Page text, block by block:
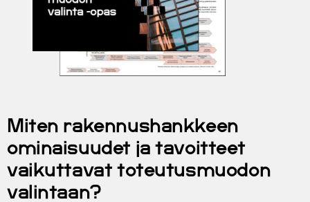
Miten rakennushankkeen
ominaisuudet ja tavoitteet
vaikuttavat toteutusmuodon
valintaan?